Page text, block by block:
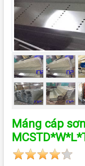
Máng cáp